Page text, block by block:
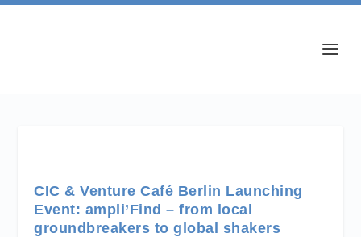
CIC & Venture Café Berlin Launching
Event: ampli’Find – from local
groundbreakers to global shakers